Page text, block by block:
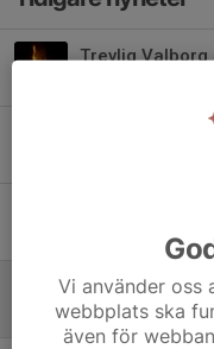
Trevlig
4 mar, 19:47
Kallelse till
11 feb, 09:48
Vi använder
webbplats ska
även för